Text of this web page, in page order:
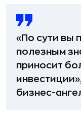
«По сути вы
полезным
приносит
бизнес-